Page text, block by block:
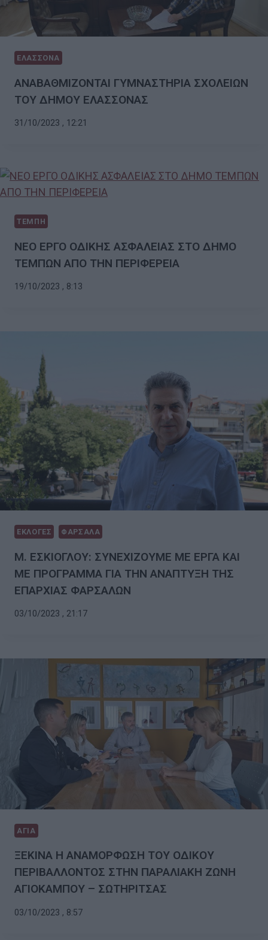
ΕΛΑΣΣΟΝΑ
ΑΝΑΒΑΘΜΙΖΟΝΤΑΙ ΓΥΜΝΑΣΤΗΡΙΑ ΣΧΟΛΕΙΩΝ
ΤΟΥ ΔΗΜΟΥ ΕΛΑΣΣΟΝΑΣ
31/10/2023 , 12:21
ΤΕΜΠΗ
ΝΕΟ ΕΡΓΟ ΟΔΙΚΗΣ ΑΣΦΑΛΕΙΑΣ ΣΤΟ ΔΗΜΟ
ΤΕΜΠΩΝ ΑΠΟ ΤΗΝ ΠΕΡΙΦΕΡΕΙΑ
19/10/2023 , 8:13
ΕΚΛΟΓΕΣ ΦΑΡΣΑΛΑ
Μ. ΕΣΚΙΟΓΛΟΥ: ΣΥΝΕΧΙΖΟΥΜΕ ΜΕ ΕΡΓΑ ΚΑΙ
ΜΕ ΠΡΟΓΡΑΜΜΑ ΓΙΑ ΤΗΝ ΑΝΑΠΤΥΞΗ ΤΗΣ
ΕΠΑΡΧΙΑΣ ΦΑΡΣΑΛΩΝ
03/10/2023 , 21:17
ΑΓΙΑ
ΞΕΚΙΝΑ Η ΑΝΑΜΟΡΦΩΣΗ ΤΟΥ ΟΔΙΚΟΥ
ΠΕΡΙΒΑΛΛΟΝΤΟΣ ΣΤΗΝ ΠΑΡΑΛΙΑΚΗ ΖΩΝΗ
ΑΓΙΟΚΑΜΠΟΥ – ΣΩΤΗΡΙΤΣΑΣ
03/10/2023 , 8:57